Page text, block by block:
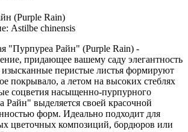
(Purple Rain)
Astilbe chinensis
"Пурпуреа Райн" (Purple Rain) -
придающее вашему саду элегантность
изысканные перистые листья формируют
покрывало, а летом на высоких стеблях
соцветия насыщенно-пурпурного
Райн" выделяется своей красочной
форм. Идеально подходит для
цветочных композиций, бордюров или